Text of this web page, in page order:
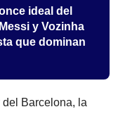
ideal del
y Vozinha
que dominan
Barcelona, la